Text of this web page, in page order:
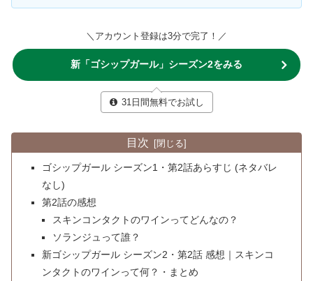
＼アカウント登録は3分で完了！／
新「ゴシップガール」シーズン2をみる
31日間無料でお試し
目次
ゴシップガール シーズン1・第2話あらすじ (ネタバレ
なし)
第2話の感想
スキンコンタクトのワインってどんなの？
ソランジュって誰？
新ゴシップガール シーズン2・第2話 感想｜スキンコ
ンタクトのワインって何？・まとめ